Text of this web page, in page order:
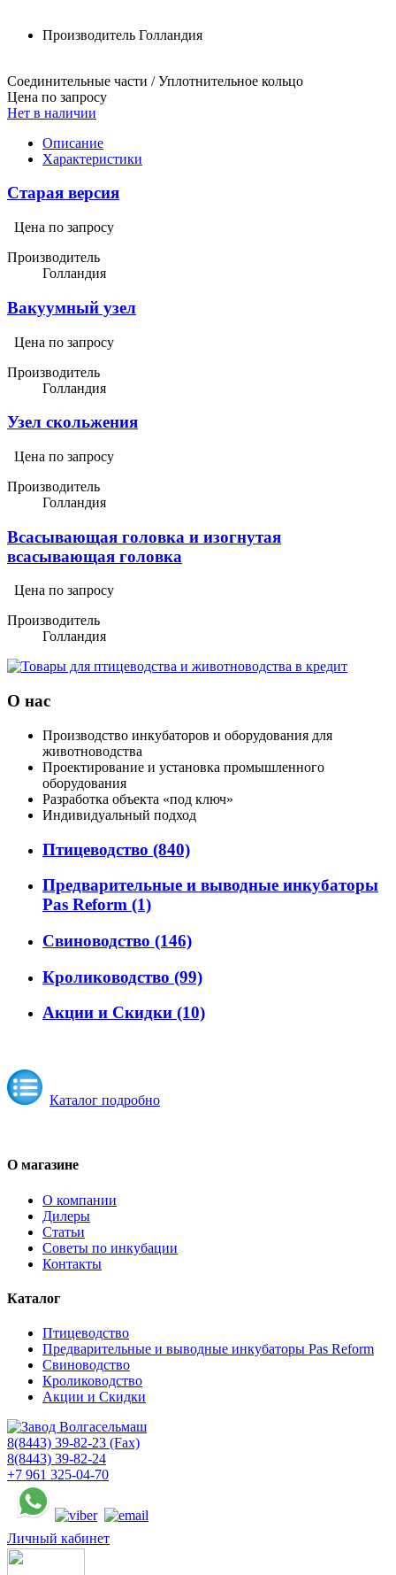
Производитель Голландия
Соединительные части / Уплотнительное кольцо
Цена по запросу
Нет в наличии
Описание
Характеристики
Старая версия
Цена по запросу
Производитель
Голландия
Вакуумный узел
Цена по запросу
Производитель
Голландия
Узел скольжения
Цена по запросу
Производитель
Голландия
Всасывающая головка и изогнутая
всасывающая головка
Цена по запросу
Производитель
Голландия
О нас
Производство инкубаторов и оборудования для
животноводства
Проектирование и установка промышленного
оборудования
Разработка объекта «под ключ»
Индивидуальный подход
Птицеводство (840)
Предварительные и выводные инкубаторы
Pas Reform (1)
Свиноводство (146)
Кролиководство (99)
Акции и Скидки (10)
Каталог подробно
О магазине
О компании
Дилеры
Статьи
Советы по инкубации
Контакты
Каталог
Птицеводство
Предварительные и выводные инкубаторы Pas Reform
Свиноводство
Кролиководство
Акции и Скидки
8(8443) 39-82-23 (Fax)
8(8443) 39-82-24
+7 961 325-04-70
Личный кабинет